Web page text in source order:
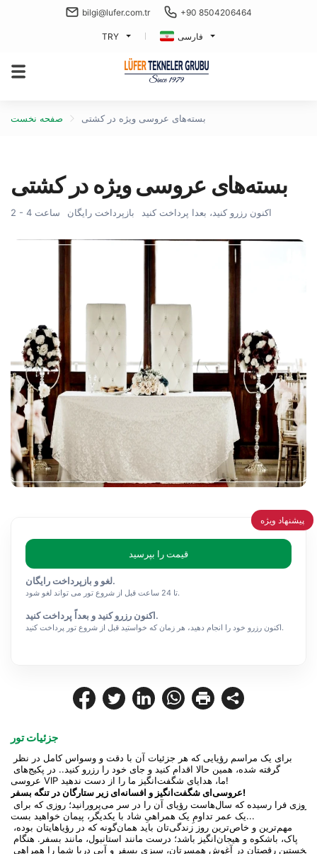
bilgi@lufer.com.tr +90 8504206464
TRY فارسی
صفحه نخست بسته‌های عروسی ویژه در کشتی
جزئیات تور
عروسی VIP ما، هدایای شگفت‌انگیز ما را از دست ندهید!
عروسی‌ای شگفت‌انگیز و افسانه‌ای زیر ستارگان در تنگه بسفر!
یک عمر تداومِ یک همراهیِ شاد با یکدیگر، پیمان خواهید بست...
بسته‌های عروسی ویژه در کشتی
2 - 4 ساعت بازپرداخت رایگان اکنون رزرو کنید، بعدا پرداخت کنید
پیشنهاد ویژه
قیمت را بپرسید
لغو و بازپرداخت رایگان.
تا 24 ساعت قبل از شروع تور می تواند لغو شود.
اکنون رزرو کنید و بعداً پرداخت کنید.
اکنون رزرو خود را انجام دهید، هر زمان که خواستید قبل از شروع تور پرداخت کنید.